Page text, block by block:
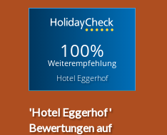
100%
Weiterempfehlung
Hotel Eggerhof
'Hotel Eggerhof'
Bewertungen auf